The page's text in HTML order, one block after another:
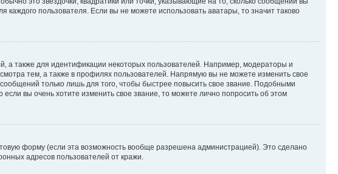
пользователя. Если вы не можете использовать аватары, то значит таково
а также для идентификации некоторых пользователей. Например, модераторы и
тем, а также в профилях пользователей. Напрямую вы не можете изменить свое
только лишь для того, чтобы быстрее повысить свое звание. Подобными
вы очень хотите изменить свое звание, то можете лично попросить об этом
форму (если эта возможность вообще разрешена администрацией). Это сделано
адресов пользователей от кражи.